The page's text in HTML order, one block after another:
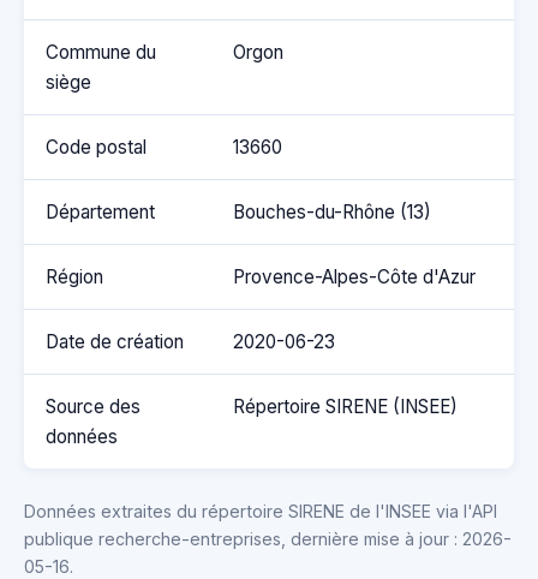
Commune du
siège
Orgon
Code postal 13660
Département Bouches-du-Rhône (13)
Région Provence-Alpes-Côte d'Azur
Date de création 2020-06-23
Source des
données
Répertoire SIRENE (INSEE)
Données extraites du répertoire SIRENE de l'INSEE via l'API
publique recherche-entreprises, dernière mise à jour : 2026-
05-16.